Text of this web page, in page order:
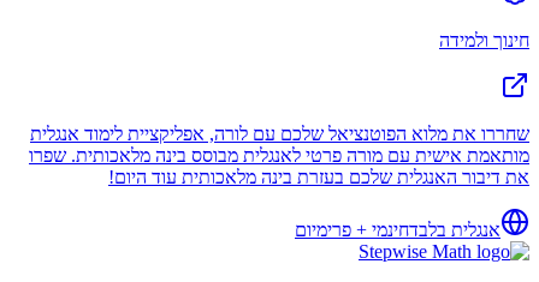
חינוך ולמידה
שחררו את מלוא הפוטנציאל שלכם עם לורה, אפליקציית לימוד אנגלית
מותאמת אישית עם מורה פרטי לאנגלית מבוסס בינה מלאכותית. שפרו
את דיבור האנגלית שלכם בעזרת בינה מלאכותית עוד היום!
אנגלית בלבדחינמי + פרימיום